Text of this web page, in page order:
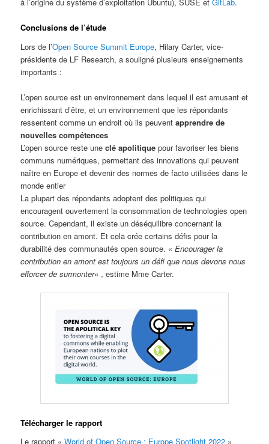
Conclusions de l’étude
Lors de l’Open Source Summit Europe, Hilary Carter, vice-
présidente de LF Research, a souligné plusieurs enseignements
importants :
L’open source est un environnement dans lequel il est amusant et
enrichissant d’être, et un environnement que les répondants
ressentent comme un endroit où ils peuventapprendre de
nouvelles compétences
L’open source reste uneclé apolitique pour favoriser les biens
communs numériques, permettant des innovations qui peuvent
naître en Europe et devenir des normes de facto utilisées dans le
monde entier
La plupart des répondants adoptent des politiques qui
encouragent ouvertement la consommation de technologies open
source. Cependant, il existe un déséquilibre concernant la
contribution en amont. Et cela crée certains défis pour la
durabilité des communautés open source. «Encourager la
contribution en amont est toujours un défi que nous devons nous
efforcer de surmonter« , estime Mme Carter.
Télécharger le rapport
Le rapport «World of Open Source : Europe Spotlight 2022 »